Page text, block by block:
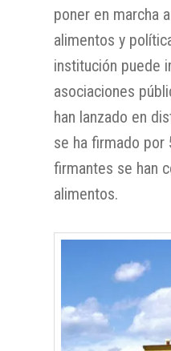
poner en marcha
alimentos y
institución puede
asociaciones
han lanzado en
se ha firmado por
firmantes se han
alimentos.